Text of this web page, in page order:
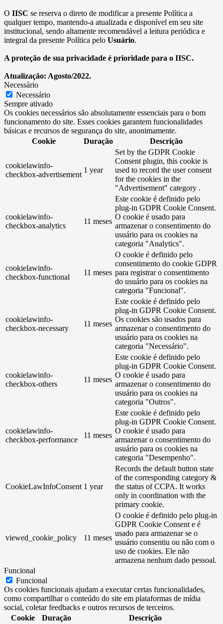
O IISC se reserva o direto de modificar a presente Política a
qualquer tempo, mantendo-a atualizada e disponível em seu site
institucional, sendo altamente recomendável a leitura periódica e
integral da presente Política pelo Usuário.
A proteção de sua privacidade é prioridade para o IISC.
Atualização: Agosto/2022.
Necessário
Necessário
Sempre ativado
Os cookies necessários são absolutamente essenciais para o bom
funcionamento do site. Esses cookies garantem funcionalidades
básicas e recursos de segurança do site, anonimamente.
Cookie
Duração Descrição
cookielawinfo-
checkbox-advertisement
1 year
Set by the GDPR Cookie
Consent plugin, this cookie is
used to record the user consent
for the cookies in the
"Advertisement" category .
cookielawinfo-
checkbox-analytics
11 meses
Este cookie é definido pelo
plug-in GDPR Cookie Consent.
O cookie é usado para
armazenar o consentimento do
usuário para os cookies na
categoria "Analytics".
cookielawinfo-
checkbox-functional
11 meses
O cookie é definido pelo
consentimento do cookie GDPR
para registrar o consentimento
do usuário para os cookies na
categoria "Funcional".
cookielawinfo-
checkbox-necessary
11 meses
Este cookie é definido pelo
plug-in GDPR Cookie Consent.
Os cookies são usados ​​para
armazenar o consentimento do
usuário para os cookies na
categoria "Necessário".
cookielawinfo-
checkbox-others
11 meses
Este cookie é definido pelo
plug-in GDPR Cookie Consent.
O cookie é usado para
armazenar o consentimento do
usuário para os cookies na
categoria "Outros".
cookielawinfo-
checkbox-performance
11 meses
Este cookie é definido pelo
plug-in GDPR Cookie Consent.
O cookie é usado para
armazenar o consentimento do
usuário para os cookies na
categoria "Desempenho".
CookieLawInfoConsent 1 year
Records the default button state
of the corresponding category &
the status of CCPA. It works
only in coordination with the
primary cookie.
viewed_cookie_policy 11 meses
O cookie é definido pelo plug-in
GDPR Cookie Consent e é
usado para armazenar se o
usuário consentiu ou não com o
uso de cookies. Ele não
armazena nenhum dado pessoal.
Funcional
Funcional
Os cookies funcionais ajudam a executar certas funcionalidades,
como compartilhar o conteúdo do site em plataformas de mídia
social, coletar feedbacks e outros recursos de terceiros.
Cookie
Duração Descrição